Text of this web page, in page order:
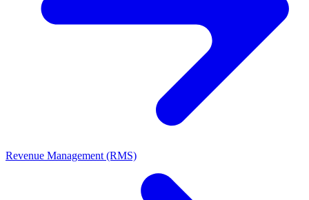
Revenue Management (RMS)